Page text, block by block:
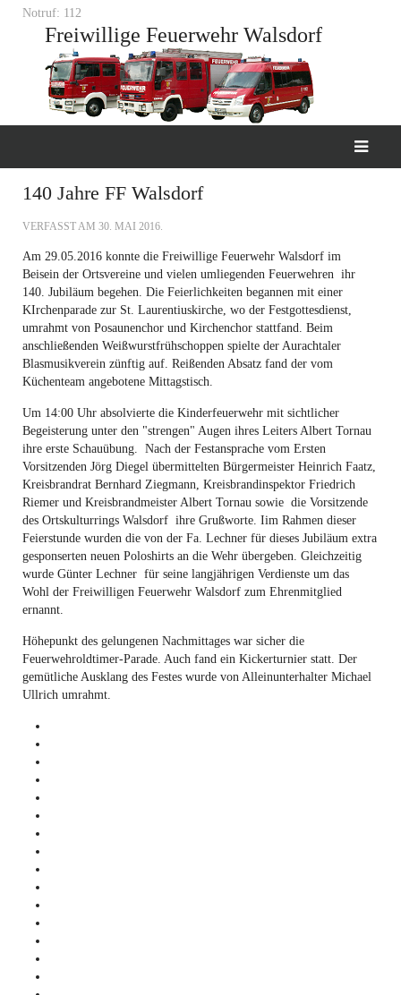
Notruf: 112
Freiwillige Feuerwehr Walsdorf
140 Jahre FF Walsdorf
VERFASST AM 30. MAI 2016.
Am 29.05.2016 konnte die Freiwillige Feuerwehr Walsdorf im
Beisein der Ortsvereine und vielen umliegenden Feuerwehren ihr
140. Jubiläum begehen. Die Feierlichkeiten begannen mit einer
KIrchenparade zur St. Laurentiuskirche, wo der Festgottesdienst,
umrahmt von Posaunenchor und Kirchenchor stattfand. Beim
anschließenden Weißwurstfrühschoppen spielte der Aurachtaler
Blasmusikverein zünftig auf. Reißenden Absatz fand der vom
Küchenteam angebotene Mittagstisch.
Um 14:00 Uhr absolvierte die Kinderfeuerwehr mit sichtlicher
Begeisterung unter den "strengen" Augen ihres Leiters Albert Tornau
ihre erste Schauübung. Nach der Festansprache vom Ersten
Vorsitzenden Jörg Diegel übermittelten Bürgermeister Heinrich Faatz,
Kreisbrandrat Bernhard Ziegmann, Kreisbrandinspektor Friedrich
Riemer und Kreisbrandmeister Albert Tornau sowie die Vorsitzende
des Ortskulturrings Walsdorf ihre Grußworte. Iim Rahmen dieser
Feierstunde wurden die von der Fa. Lechner für dieses Jubiläum extra
gesponserten neuen Poloshirts an die Wehr übergeben. Gleichzeitig
wurde Günter Lechner für seine langjährigen Verdienste um das
Wohl der Freiwilligen Feuerwehr Walsdorf zum Ehrenmitglied
ernannt.
Höhepunkt des gelungenen Nachmittages war sicher die
Feuerwehroldtimer-Parade. Auch fand ein Kickerturnier statt. Der
gemütliche Ausklang des Festes wurde von Alleinunterhalter Michael
Ullrich umrahmt.